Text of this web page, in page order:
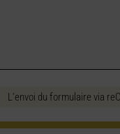
L'envoi du formulaire via